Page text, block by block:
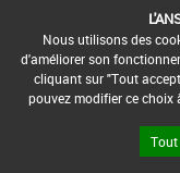
DATE DE FIN DE
04/07/2021
DATE DE FIN
Nous utilisons des
d'améliorer son
cliquant sur "Tout
pouvez modifier ce